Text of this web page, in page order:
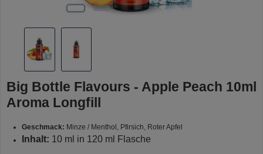
Big Bottle Flavours - Apple Peach 10ml
Aroma Longfill
Geschmack: Minze / Menthol, Pfirsich, Roter Apfel
Inhalt: 10 ml in 120 ml Flasche